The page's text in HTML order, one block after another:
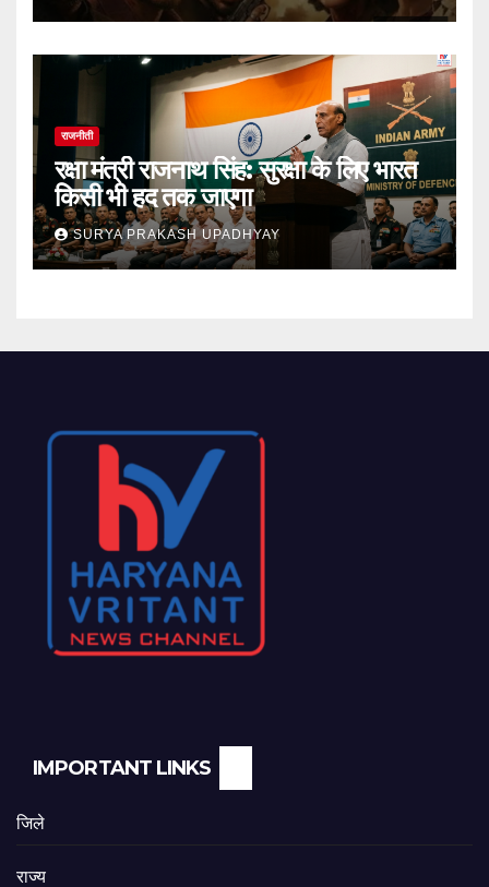
राजनीती
रक्षा मंत्री राजनाथ सिंह: सुरक्षा के लिए भारत
किसी भी हद तक जाएगा
SURYA PRAKASH UPADHYAY
IMPORTANT LINKS
जिले
राज्य